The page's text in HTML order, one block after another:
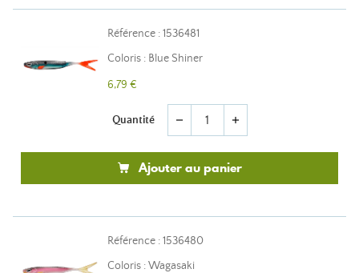
Référence : 1536481
Coloris : Blue Shiner
6,79 €
Quantité remove add
Ajouter au panier
Référence : 1536480
Coloris : Wagasaki